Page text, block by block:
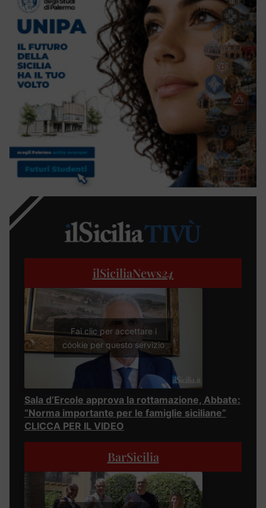
ilSiciliaNews24
Fai clic per accettare i
cookie per questo servizio
Sala d’Ercole approva la rottamazione, Abbate:
“Norma importante per le famiglie siciliane”
CLICCA PER IL VIDEO
BarSicilia